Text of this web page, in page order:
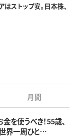
ストップ安。日本株、
月間
を使うべき！55歳、
界一周ひと…